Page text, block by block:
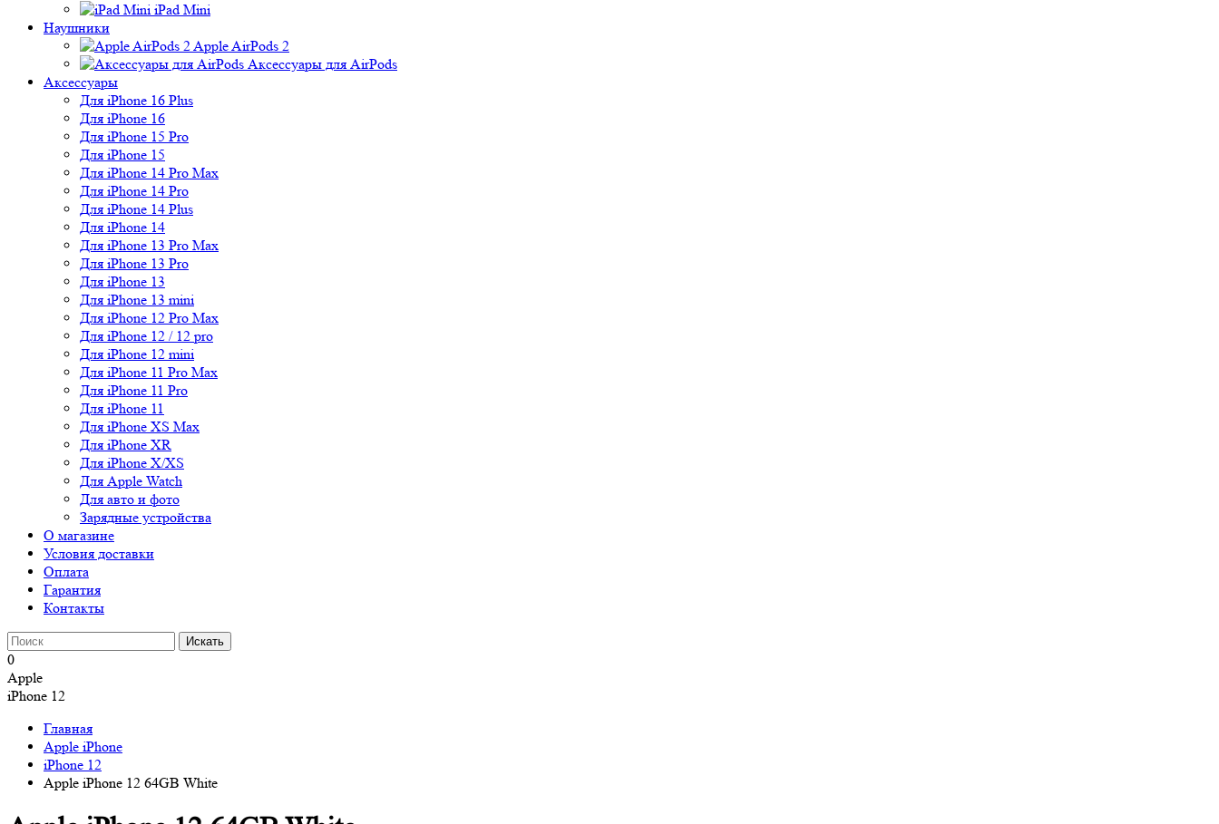
iPad Mini
Наушники
Apple AirPods 2
Аксессуары для AirPods
Аксессуары
Для iPhone 16 Plus
Для iPhone 16
Для iPhone 15 Pro
Для iPhone 15
Для iPhone 14 Pro Max
Для iPhone 14 Pro
Для iPhone 14 Plus
Для iPhone 14
Для iPhone 13 Pro Max
Для iPhone 13 Pro
Для iPhone 13
Для iPhone 13 mini
Для iPhone 12 Pro Max
Для iPhone 12 / 12 pro
Для iPhone 12 mini
Для iPhone 11 Pro Max
Для iPhone 11 Pro
Для iPhone 11
Для iPhone XS Max
Для iPhone XR
Для iPhone X/XS
Для Apple Watch
Для авто и фото
Зарядные устройства
О магазине
Условия доставки
Оплата
Гарантия
Контакты
0
Apple
iPhone 12
Главная
Apple iPhone
iPhone 12
Apple iPhone 12 64GB White